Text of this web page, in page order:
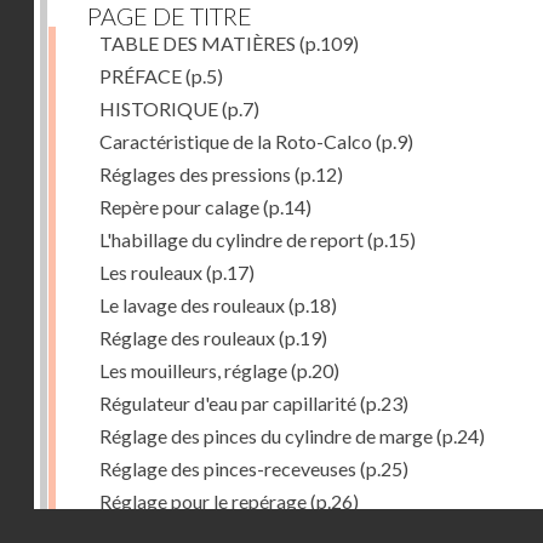
PAGE DE TITRE
TABLE DES MATIÈRES (p.109)
PRÉFACE(p.5)
HISTORIQUE(p.7)
Caractéristique de la Roto-Calco (p.9)
Réglages des pressions (p.12)
Repère pour calage(p.14)
L'habillage du cylindre de report(p.15)
Les rouleaux(p.17)
Le lavage des rouleaux(p.18)
Réglage des rouleaux(p.19)
Les mouilleurs, réglage(p.20)
Régulateur d'eau par capillarité(p.23)
Réglage des pinces du cylindre de marge(p.24)
Réglage des pinces-receveuses (p.25)
Réglage pour le repérage(p.26)